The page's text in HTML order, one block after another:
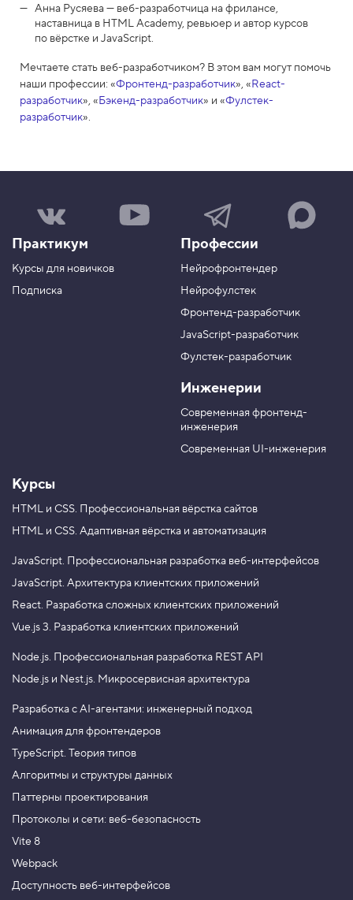
Анна Русяева — веб-разработчица на фрилансе,
наставница в HTML Academy, ревьюер и автор курсов
по вёрстке и JavaScript.
Мечтаете стать веб-разработчиком? В этом вам могут помочь
наши профессии: «Фронтенд-разработчик», «React-
разработчик», «Бэкенд-разработчик» и «Фулстек-
разработчик».
а
а
р
у
Н
а
а
к
н
а
в
e
e
r
a
m
Н
а
ш
в
A
Практикум
Курсы для новичков
Подписка
Профессии
Нейрофронтендер
Нейрофулстек
Фронтенд-разработчик
JavaScript-разработчик
Фулстек-разработчик
Инженерии
Современная фронтенд-
инженерия
Современная UI-инженерия
Курсы
HTML и CSS. Профессиональная вёрстка сайтов
HTML и CSS. Адаптивная вёрстка и автоматизация
JavaScript. Профессиональная разработка веб-интерфейсов
JavaScript. Архитектура клиентских приложений
React. Разработка сложных клиентских приложений
Vue.js 3. Разработка клиентских приложений
Node.js. Профессиональная разработка REST API
Node.js и Nest.js. Микросервисная архитектура
Разработка с AI-агентами: инженерный подход
Анимация для фронтендеров
TypeScript. Теория типов
Алгоритмы и структуры данных
Паттерны проектирования
Протоколы и сети: веб-безопасность
Vite 8
Webpack
Доступность веб-интерфейсов